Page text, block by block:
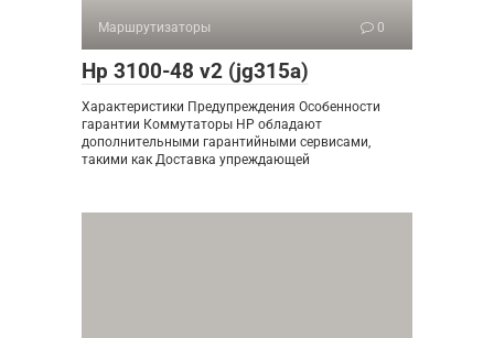
Маршрутизаторы 0
Hp 3100-48 v2 (jg315a)
Характеристики Предупреждения Особенности
гарантии Коммутаторы HP обладают
дополнительными гарантийными сервисами,
такими как Доставка упреждающей